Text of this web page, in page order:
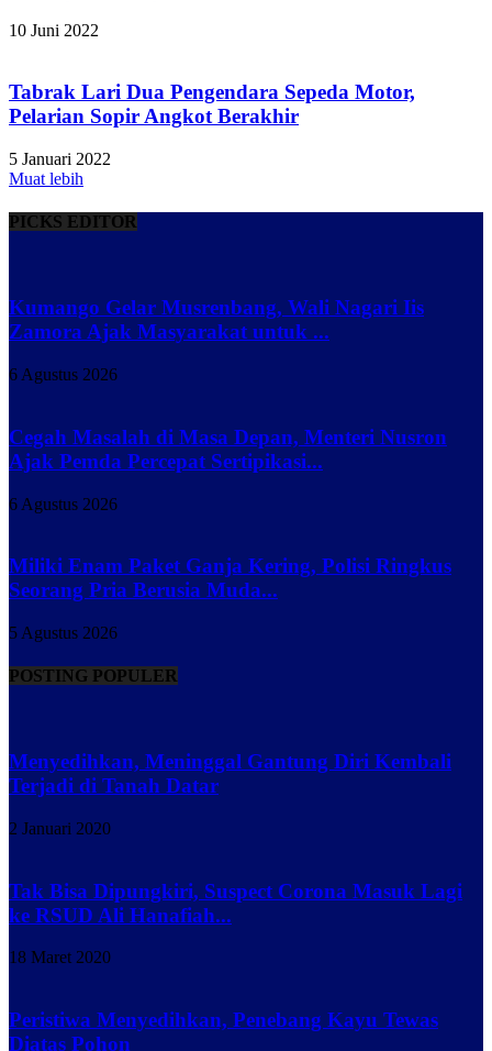
10 Juni 2022
Tabrak Lari Dua Pengendara Sepeda Motor,
Pelarian Sopir Angkot Berakhir
5 Januari 2022
Muat lebih
PICKS EDITOR
Kumango Gelar Musrenbang, Wali Nagari Iis
Zamora Ajak Masyarakat untuk ...
6 Agustus 2026
Cegah Masalah di Masa Depan, Menteri Nusron
Ajak Pemda Percepat Sertipikasi...
6 Agustus 2026
Miliki Enam Paket Ganja Kering, Polisi Ringkus
Seorang Pria Berusia Muda...
5 Agustus 2026
POSTING POPULER
Menyedihkan, Meninggal Gantung Diri Kembali
Terjadi di Tanah Datar
2 Januari 2020
Tak Bisa Dipungkiri, Suspect Corona Masuk Lagi
ke RSUD Ali Hanafiah...
18 Maret 2020
Peristiwa Menyedihkan, Penebang Kayu Tewas
Diatas Pohon